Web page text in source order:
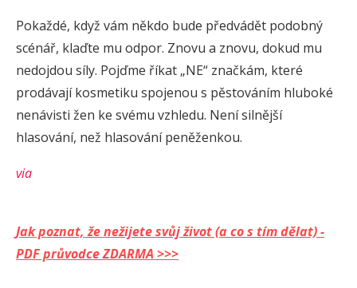
Pokaždé, když vám někdo bude předvádět podobný
scénář, klaďte mu odpor. Znovu a znovu, dokud mu
nedojdou síly. Pojďme říkat „NE“ značkám, které
prodávají kosmetiku spojenou s pěstováním hluboké
nenávisti žen ke svému vzhledu. Není silnější
hlasování, než hlasování peněženkou.
via
Jak poznat, že nežijete svůj život (a co s tím dělat) -
PDF průvodce ZDARMA >>>